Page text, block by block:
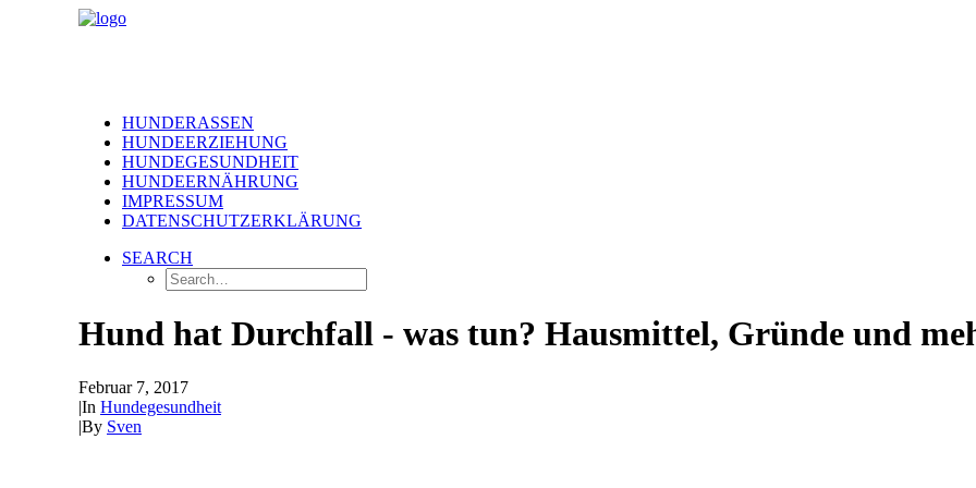
HUNDERASSEN
HUNDEERZIEHUNG
HUNDEGESUNDHEIT
HUNDEERNÄHRUNG
IMPRESSUM
DATENSCHUTZERKLÄRUNG
SEARCH
Hund hat Durchfall - was tun? Hausmittel, Gründe und
Februar 7, 2017
|In Hundegesundheit
|By Sven